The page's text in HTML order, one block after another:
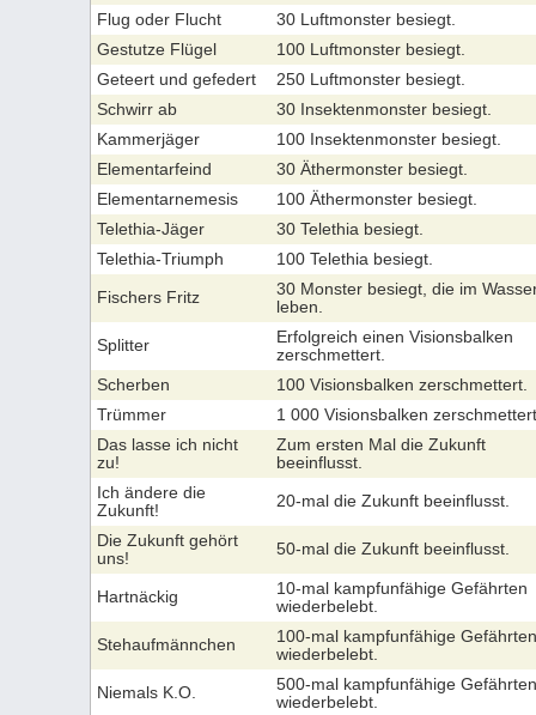
Flug oder Flucht
30 Luftmonster besiegt.
Gestutze Flügel
100 Luftmonster besiegt.
Geteert und gefedert
250 Luftmonster besiegt.
Schwirr ab
30 Insektenmonster besiegt.
Kammerjäger
100 Insektenmonster besiegt.
Elementarfeind
30 Äthermonster besiegt.
Elementarnemesis
100 Äthermonster besiegt.
Telethia-Jäger
30 Telethia besiegt.
Telethia-Triumph
100 Telethia besiegt.
Fischers Fritz
30 Monster besiegt, die im
leben.
Splitter
Erfolgreich einen Visionsbalken
zerschmettert.
Scherben
100 Visionsbalken zerschmettert.
Trümmer
1 000 Visionsbalken
Das lasse ich nicht
zu!
Zum ersten Mal die Zukunft
beeinflusst.
Ich ändere die
Zukunft!
20-mal die Zukunft beeinflusst.
Die Zukunft gehört
uns!
50-mal die Zukunft beeinflusst.
Hartnäckig
10-mal kampfunfähige Gefährten
wiederbelebt.
Stehaufmännchen
100-mal kampfunfähige Gefährten
wiederbelebt.
Niemals K.O.
500-mal kampfunfähige Gefährten
wiederbelebt.